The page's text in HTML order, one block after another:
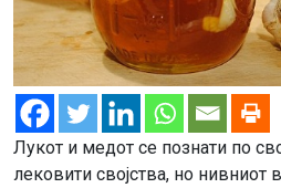
Лукот и медот се познати по
лековити својства, но нивниот